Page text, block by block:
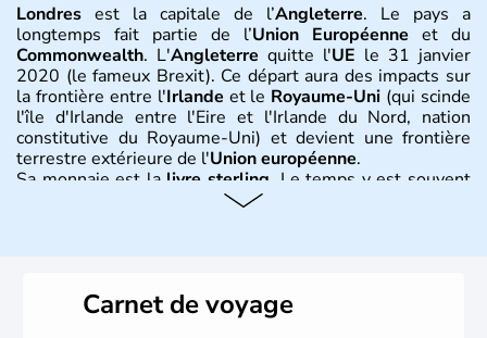
Londres est la capitale de l’Angleterre. Le pays a
longtemps fait partie de l’Union Européenne et du
Commonwealth. L'Angleterre quitte l'UE le 31 janvier
2020 (le fameux Brexit). Ce départ aura des impacts sur
la frontière entre l'Irlande et le Royaume-Uni (qui scinde
l'île d'Irlande entre l'Eire et l'Irlande du Nord, nation
constitutive du Royaume-Uni) et devient une frontière
terrestre extérieure de l'Union européenne.
Sa monnaie est lalivre sterling . Le temps y est souvent
instable avec de nombreuses précipitations : il s’agit d’un
Histoire et administration
Carnet de voyage